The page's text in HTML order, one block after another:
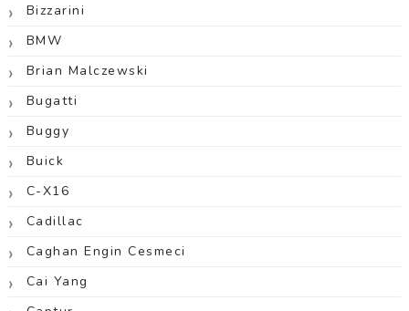
Bizzarini
BMW
Brian Malczewski
Bugatti
Buggy
Buick
C-X16
Cadillac
Caghan Engin Cesmeci
Cai Yang